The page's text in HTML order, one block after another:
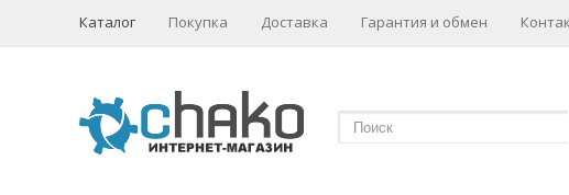
Каталог Покупка Доставка Гарантия и обмен